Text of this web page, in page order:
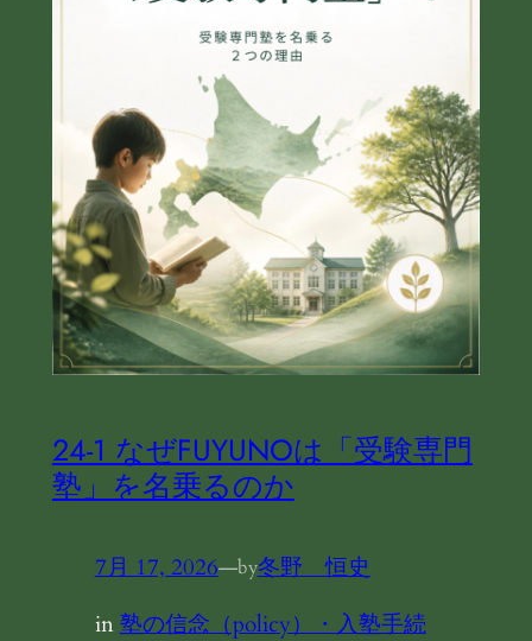
24‐1 なぜFUYUNOは「受験専門
塾」を名乗るのか
7月 17, 2026—by冬野 恒史
in塾の信念（policy）・入塾手続